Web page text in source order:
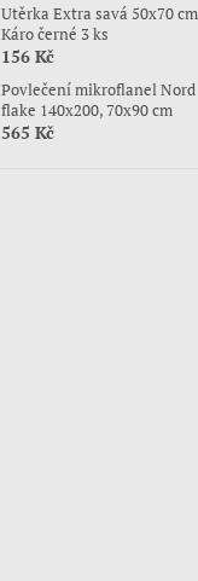
Utěrka Extra savá 50x70 cm
Káro černé 3 ks
156 Kč
Povlečení mikroflanel Nord
flake 140x200, 70x90 cm
565 Kč